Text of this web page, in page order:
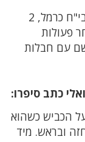
חובשים ופראמדיקים של מד"א מפנים לבי"ח כרמל, 2
הרכב גבר כבן 35 לאחר פעולות
עם חבלות
כתב סיפרו:
הכביש כשהוא
ובראש. מיד